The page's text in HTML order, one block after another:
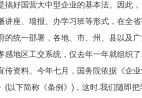
搞好国营大中型企业的基本法。因此
讲座、墙报、办学习班等形式，在全
的统一部署，各地、市、州、县以及
感地区工交系统，仅去年一年就组织
传资料。今年七月，国务院依据《企
(以下简称《条例》)，这时.我们随即